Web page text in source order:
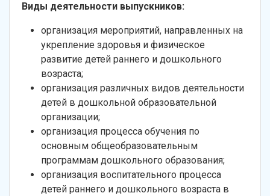
Виды деятельности выпускников:
организация мероприятий, направленных на
укрепление здоровья и физическое
развитие детей раннего и дошкольного
возраста;
организация различных видов деятельности
детей в дошкольной образовательной
организации;
организация процесса обучения по
основным общеобразовательным
программам дошкольного образования;
организация воспитательного процесса
детей раннего и дошкольного возраста в